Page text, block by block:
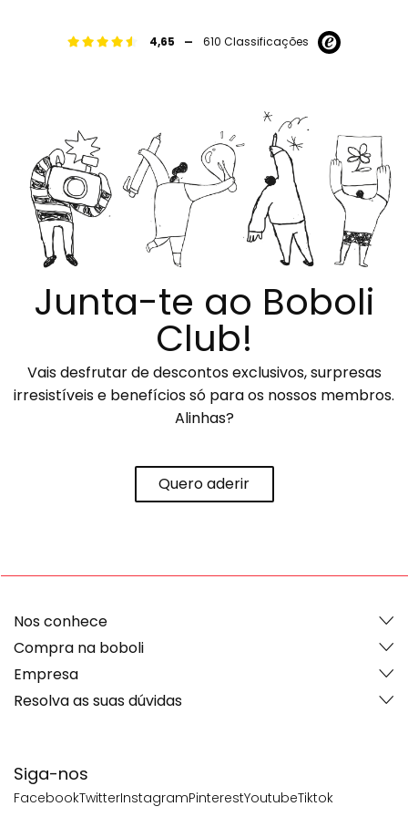
4,65 - 610 Classificações
Junta-te ao Boboli
Club!
Vais desfrutar de descontos exclusivos, surpresas
irresistíveis e benefícios só para os nossos membros.
Alinhas?
Quero aderir
Siga-nos
FacebookTwitterInstagramPinterestYoutubeTiktok
Nos conhece
Compra na boboli
Empresa
Resolva as suas dúvidas